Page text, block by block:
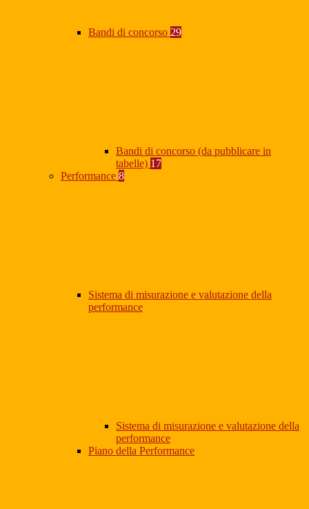
Bandi di concorso 29
Bandi di concorso (da pubblicare in
tabelle) 17
Performance 8
Sistema di misurazione e valutazione della
performance
Sistema di misurazione e valutazione della
performance
Piano della Performance